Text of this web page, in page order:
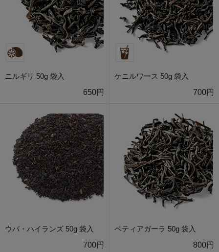
ニルギリ 50g 袋入
650円
ケニルワース 50g 袋入
700円
ウバ・ハイランズ 50g 袋入
700円
ペティアガーラ 50g 袋入
800円